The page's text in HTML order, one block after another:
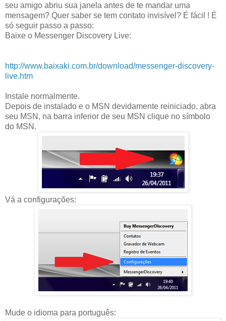
seu amigo abriu sua janela antes de te mandar uma
mensagem? Quer saber se tem contato invisível? É fácil ! É
só seguir passo a passo:
Baixe o Messenger Discovery Live:
http://www.baixaki.com.br/download/messenger-discovery-
live.htm
Instale normalmente.
Depois de instalado e o MSN devidamente reiniciado, abra
seu MSN, na barra inferior de seu MSN clique no símbolo
do MSN.
Vá a configurações:
Mude o idioma para português: